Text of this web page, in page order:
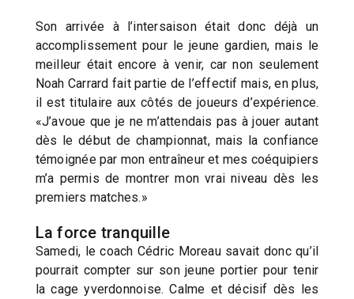
Son arrivée à l’intersaison était donc déjà un
accomplissement pour le jeune gardien, mais le
meilleur était encore à venir, car non seulement
Noah Carrard fait partie de l’effectif mais, en plus,
il est titulaire aux côtés de joueurs d’expérience.
«J’avoue que je ne m’attendais pas à jouer autant
dès le début de championnat, mais la confiance
témoignée par mon entraîneur et mes coéquipiers
m’a permis de montrer mon vrai niveau dès les
premiers matches.»
La force tranquille
Samedi, le coach Cédric Moreau savait donc qu’il
pourrait compter sur son jeune portier pour tenir
la cage yverdonnoise. Calme et décisif dès les